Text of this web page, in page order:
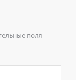
поля